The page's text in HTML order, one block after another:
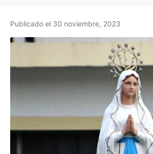
Publicado el 30 noviembre, 2023